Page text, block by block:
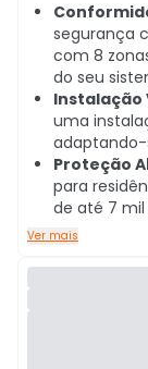
segurança
com 8
do seu
Instalação
uma
adaptando-
Proteção
para
de até 7
Ver mais